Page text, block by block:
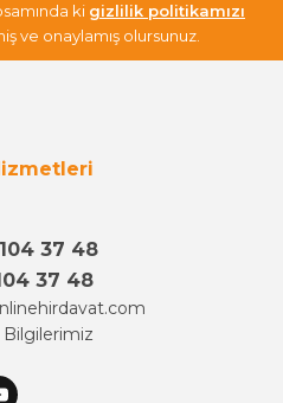
ki gizlilik politikamızı
ve onaylamış olursunuz.
37 48
37 48